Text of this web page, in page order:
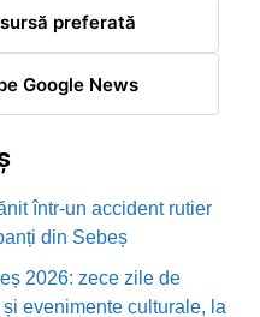
preferată
Google News
într-un accident rutier
din Sebeș
2026: zece zile de
evenimente culturale, la